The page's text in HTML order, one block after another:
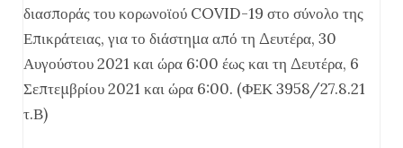
διασποράς του κορωνοϊού COVID-19 στο σύνολο της
Επικράτειας, για το διάστημα από τη Δευτέρα, 30
Αυγούστου 2021 και ώρα 6:00 έως και τη Δευτέρα, 6
Σεπτεμβρίου 2021 και ώρα 6:00. (ΦΕΚ 3958/27.8.21
τ.Β)